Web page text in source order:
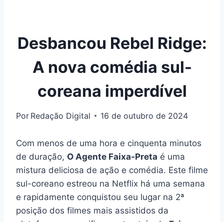
Desbancou Rebel Ridge:
A nova comédia sul-
coreana imperdível
Por Redação Digital 16 de outubro de 2024
Com menos de uma hora e cinquenta minutos
de duração, O Agente Faixa-Preta é uma
mistura deliciosa de ação e comédia. Este filme
sul-coreano estreou na Netflix há uma semana
e rapidamente conquistou seu lugar na 2ª
posição dos filmes mais assistidos da